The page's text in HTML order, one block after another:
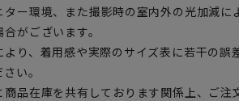
ー環境、また撮影時の室内外の光加減に
がございます。
り、着用感や実際のサイズ表に若干の誤
い。
品在庫を共有しております関係上、ご注